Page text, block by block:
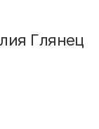
Глянец